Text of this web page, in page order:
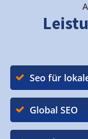
Seo für
Global SEO